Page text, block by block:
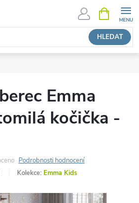
HLEDAT
NÁKUPNÍ
KOŠÍK
Emma
kočička -
Podrobnosti hodnocení
Kolekce: Emma Kids